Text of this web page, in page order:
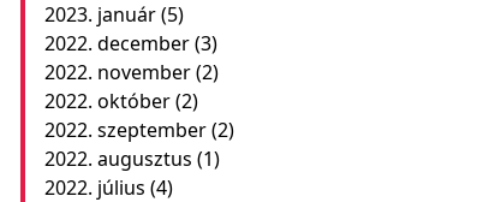
2023. január(5)
2022. december(3)
2022. november(2)
2022. október(2)
2022. szeptember(2)
2022. augusztus (1)
2022. július (4)